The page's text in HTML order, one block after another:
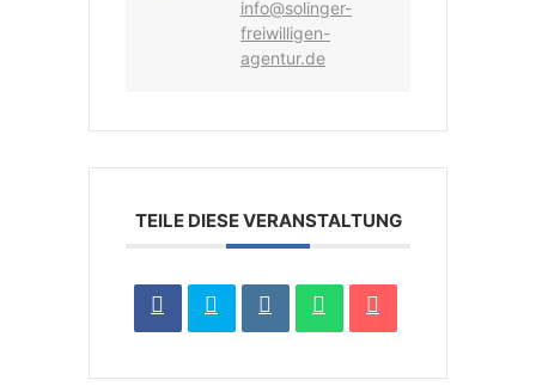
info@solinger-
freiwilligen-
agentur.de
TEILE DIESE VERANSTALTUNG